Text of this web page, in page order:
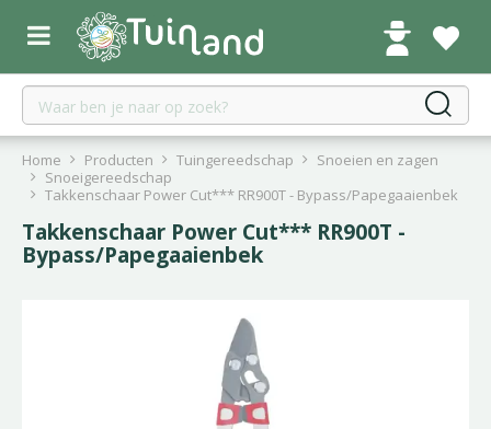
r
Home Producten Tuingereedschap
Snoeien en zagen
Snoeigereedschap
Takkenschaar Power Cut*** RR900T - Bypass/Papegaaienbek
Takkenschaar Power Cut*** RR900T -
Bypass/Papegaaienbek